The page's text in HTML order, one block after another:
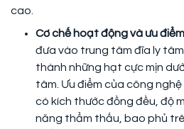
cao.
Cơ chế hoạt động và ưu
đưa vào trung tâm đĩa ly
thành những hạt cực mịn
tâm. Ưu điểm của công
có kích thước đồng đều, độ
năng thẩm thấu, bao phủ